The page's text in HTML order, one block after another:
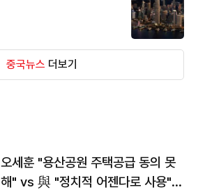
중국뉴스 더보기
오세훈 "용산공원 주택공급 동의 못
해" vs 與 "정치적 어젠다로 사용"